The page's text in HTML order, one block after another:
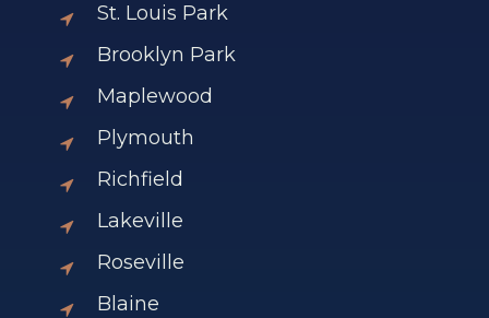
St. Louis Park
Brooklyn Park
Maplewood
Plymouth
Richfield
Lakeville
Roseville
Blaine